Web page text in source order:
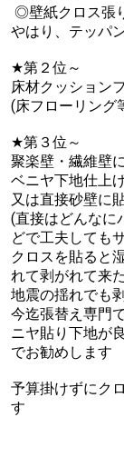
◎壁紙クロス
やはり、テッパ
★第２位～
床材クッション
(床フローリング
★第３位～
聚楽壁・繊維壁
ベニヤ下地仕上
又は直接砂壁に
(直接はどんなに
どで工夫しても
クロスを貼ると
れて剥がれて来
地震の揺れでも
今迄張替え専門
ニヤ貼り下地が
でお勧めします
予算掛けずにク
す